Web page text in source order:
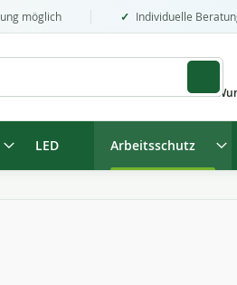
möglich Individuelle
LED Arbeitsschutz